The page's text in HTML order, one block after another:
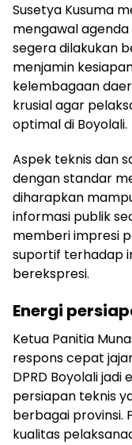
Susetya Kusuma
mengawal
segera dilakukan
menjamin
kelembagaan
krusial agar
optimal di Boyolali.
Aspek teknis dan
dengan standar
diharapkan
informasi publik
memberi impresi
suportif terhadap
berekspresi.
Energi
Ketua Panitia
respons cepat
DPRD Boyolali
persiapan teknis
berbagai provinsi.
kualitas